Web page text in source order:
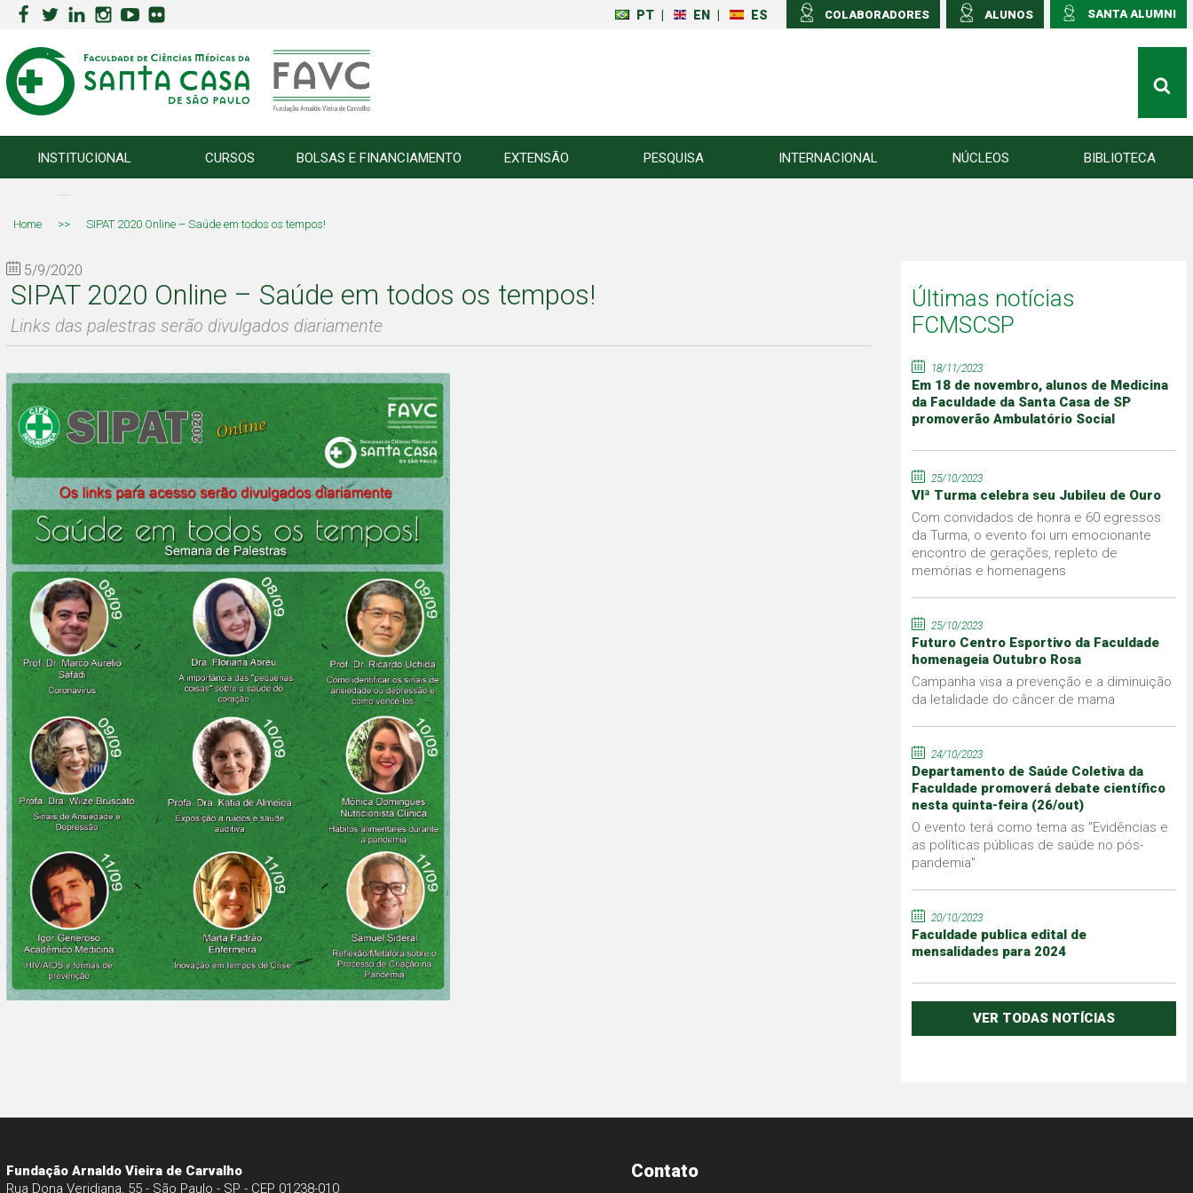
SANTA ALUMNI
ALUNOS
COLABORADORES
PT EN ES
INSTITUCIONAL CURSOS BOLSAS E FINANCIAMENTO EXTENSÃO PESQUISA INTERNACIONAL NÚCLEOS BIBLIOTECA
Home >> SIPAT 2020 Online – Saúde em todos os tempos!
5/9/2020
SIPAT 2020 Online – Saúde em todos os tempos!
Links das palestras serão divulgados diariamente
Últimas notícias
FCMSCSP
18/11/2023
Em 18 de novembro, alunos de Medicina
da Faculdade da Santa Casa de SP
promoverão Ambulatório Social
25/10/2023
VIª Turma celebra seu Jubileu de Ouro
Com convidados de honra e 60 egressos
da Turma, o evento foi um emocionante
encontro de gerações, repleto de
memórias e homenagens
25/10/2023
Futuro Centro Esportivo da Faculdade
homenageia Outubro Rosa
Campanha visa a prevenção e a diminuição
da letalidade do câncer de mama
24/10/2023
Departamento de Saúde Coletiva da
Faculdade promoverá debate científico
nesta quinta-feira (26/out)
O evento terá como tema as "Evidências e
as políticas públicas de saúde no pós-
pandemia"
20/10/2023
Faculdade publica edital de
mensalidades para 2024
VER TODAS NOTÍCIAS
Fundação Arnaldo Vieira de Carvalho
Rua Dona Veridiana, 55 - São Paulo - SP - CEP 01238-010
Contato